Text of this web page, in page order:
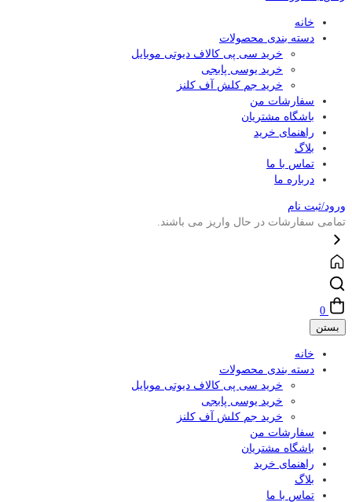
خانه
دسته بندی محصولات
خرید سی پی کالاف دیوتی موبایل
خرید یوسی پابجی
خرید جم کلش آف کلنز
سفارشات من
باشگاه مشتریان
راهنمای خرید
بلاگ
تماس با ما
درباره ما
ورود/ثبت نام
تمامی سفارشات در حال واریز می باشند.
0
بستن
خانه
دسته بندی محصولات
خرید سی پی کالاف دیوتی موبایل
خرید یوسی پابجی
خرید جم کلش آف کلنز
سفارشات من
باشگاه مشتریان
راهنمای خرید
بلاگ
تماس با ما